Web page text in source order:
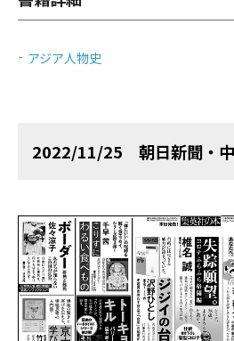
アジア人物史
2022/11/25 朝日新聞・中